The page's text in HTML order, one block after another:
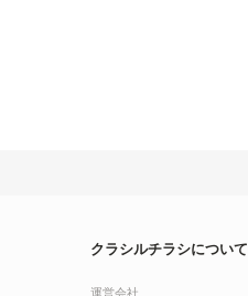
クラシルチラシについて
運営会社